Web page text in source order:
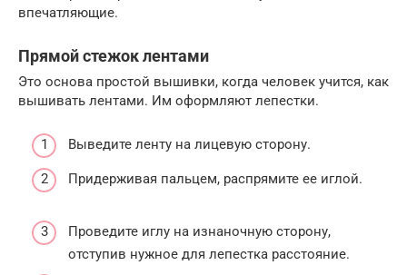
впечатляющие.
Прямой стежок лентами
Это основа простой вышивки, когда человек учится, как
вышивать лентами. Им оформляют лепестки.
Выведите ленту на лицевую сторону.
Придерживая пальцем, распрямите ее иглой.
Проведите иглу на изнаночную сторону,
отступив нужное для лепестка расстояние.